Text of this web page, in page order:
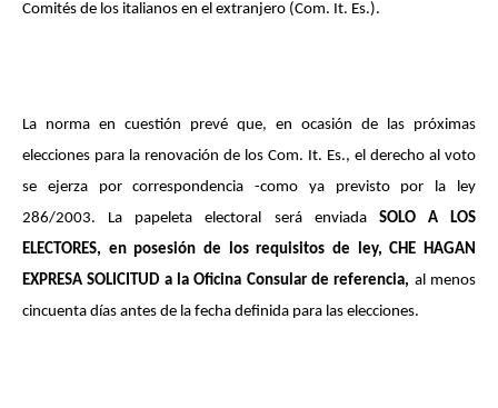
Comités de los italianos en el extranjero (Com. It. Es.).
La norma en cuestión prevé que, en ocasión de las próximas
elecciones para la renovación de los Com. It. Es., el derecho al voto
se ejerza por correspondencia -como ya previsto por la ley
286/2003. La papeleta electoral será enviada SOLO A LOS
ELECTORES, en posesión de los requisitos de ley, CHE HAGAN
EXPRESA SOLICITUD a la Oficina Consularde referencia, al menos
cincuenta días antes de la fecha definida para las elecciones.